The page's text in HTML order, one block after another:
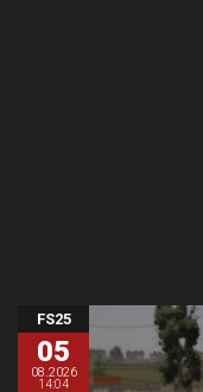
FS25
05
08.2026
14:04